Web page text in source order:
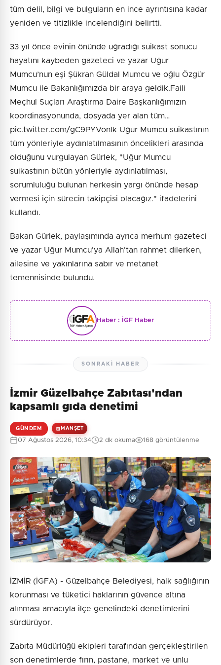
tüm delil, bilgi ve bulguların en ince ayrıntısına kadar
yeniden ve titizlikle incelendiğini belirtti.
33 yıl önce evinin önünde uğradığı suikast sonucu
hayatını kaybeden gazeteci ve yazar Uğur
Mumcu’nun eşi Şükran Güldal Mumcu ve oğlu Özgür
Mumcu ile Bakanlığımızda bir araya geldik.Faili
Meçhul Suçları Araştırma Daire Başkanlığımızın
koordinasyonunda, dosyada yer alan tüm…
pic.twitter.com/gC9PYVonIk Uğur Mumcu suikastının
tüm yönleriyle aydınlatılmasının öncelikleri arasında
olduğunu vurgulayan Gürlek, "Uğur Mumcu
suikastının bütün yönleriyle aydınlatılması,
sorumluluğu bulunan herkesin yargı önünde hesap
vermesi için sürecin takipçisi olacağız." ifadelerini
kullandı.
Bakan Gürlek, paylaşımında ayrıca merhum gazeteci
ve yazar Uğur Mumcu'ya Allah'tan rahmet dilerken,
ailesine ve yakınlarına sabır ve metanet
temennisinde bulundu.
Haber : İGF Haber
SONRAKI HABER
İzmir Güzelbahçe Zabıtası'ndan
kapsamlı gıda denetimi
GÜNDEM MANŞET
07 Ağustos 2026, 10:34 2 dk okuma 168 görüntülenme
İZMİR (İGFA) - Güzelbahçe Belediyesi, halk sağlığının
korunması ve tüketici haklarının güvence altına
alınması amacıyla ilçe genelindeki denetimlerini
sürdürüyor.
Zabıta Müdürlüğü ekipleri tarafından gerçekleştirilen
son denetimlerde fırın, pastane, market ve unlu